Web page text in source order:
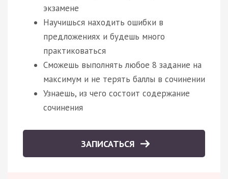
экзамене
Научишься находить ошибки в
предложениях и будешь много
практиковаться
Сможешь выполнять любое 8 задание на
максимум и не терять баллы в сочинении
Узнаешь, из чего состоит содержание
сочинения
ЗАПИСАТЬСЯ